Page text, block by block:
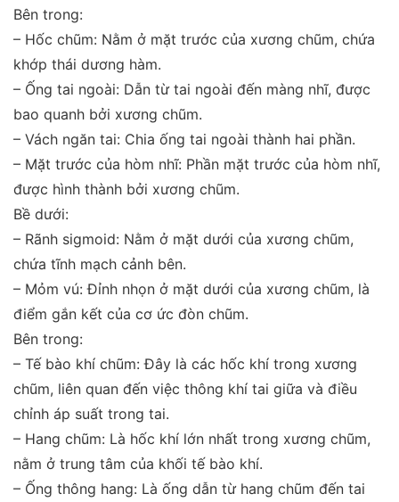
Bên trong:
– Hốc chũm: Nằm ở mặt trước của xương chũm, chứa
khớp thái dương hàm.
– Ống tai ngoài: Dẫn từ tai ngoài đến màng nhĩ, được
bao quanh bởi xương chũm.
– Vách ngăn tai: Chia ống tai ngoài thành hai phần.
– Mặt trước của hòm nhĩ: Phần mặt trước của hòm nhĩ,
được hình thành bởi xương chũm.
Bề dưới:
– Rãnh sigmoid: Nằm ở mặt dưới của xương chũm,
chứa tĩnh mạch cảnh bên.
– Mỏm vú: Đỉnh nhọn ở mặt dưới của xương chũm, là
điểm gắn kết của cơ ức đòn chũm.
Bên trong:
– Tế bào khí chũm: Đây là các hốc khí trong xương
chũm, liên quan đến việc thông khí tai giữa và điều
chỉnh áp suất trong tai.
– Hang chũm: Là hốc khí lớn nhất trong xương chũm,
nằm ở trung tâm của khối tế bào khí.
– Ống thông hang: Là ống dẫn từ hang chũm đến tai